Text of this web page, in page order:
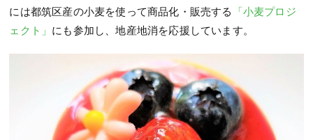
には都筑区産の小麦を使って商品化・販売する
「小麦プロジ
ェクト」 にも参加し、地産地消を応援しています。